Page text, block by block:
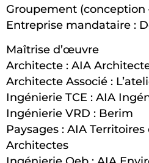
Groupement (conception
Entreprise mandataire :
Maîtrise d’œuvre
Architecte : AIA
Architecte Associé :
Ingénierie TCE : AIA
Ingénierie VRD : Berim
Paysages : AIA Territoires
Architectes